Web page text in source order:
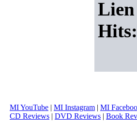
Hits:
MI YouTube | MI Instagram | MI
CD Reviews | DVD Reviews | Book